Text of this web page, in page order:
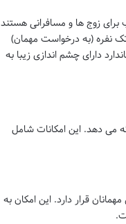
حدود 35 تا 40 متر مربع گزینه ای مناسب برای زوج ها و مسافرانی هستند
نفره (به درخواست مهمان)
دارای چشم اندازی زیبا به
می دهد. این امکانات شامل
قرار دارد. این امکان به